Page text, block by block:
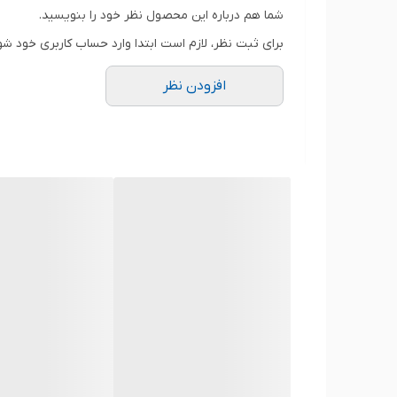
شما هم درباره این محصول نظر خود را بنویسید.
برای ثبت نظر، لازم است ابتدا وارد حساب کاربری خود
افزودن نظر